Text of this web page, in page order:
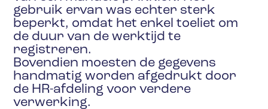
gebruik ervan was echter sterk
beperkt, omdat het enkel toeliet om
de duur van de werktijd te
registreren.
Bovendien moesten de gegevens
handmatig worden afgedrukt door
de HR-afdeling voor verdere
verwerking.